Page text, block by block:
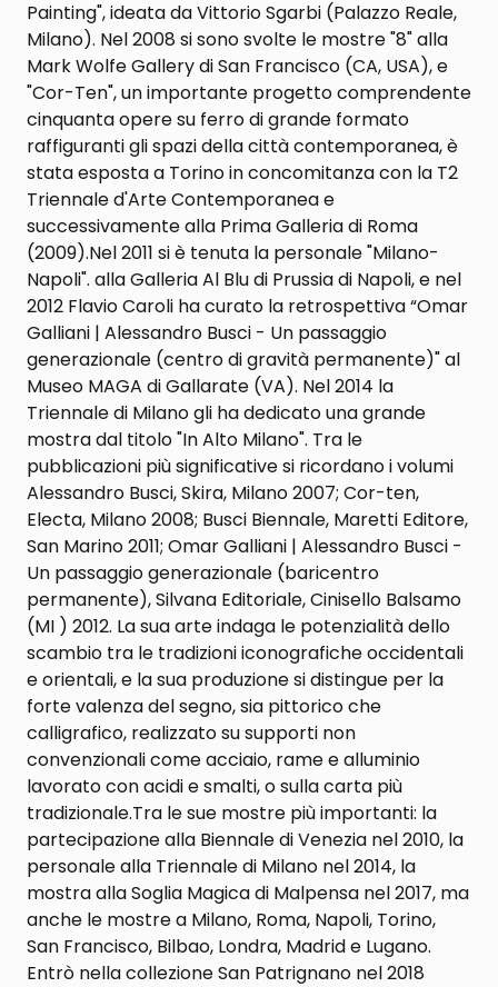
Painting", ideata da Vittorio Sgarbi (Palazzo Reale,
Milano). Nel 2008 si sono svolte le mostre "8" alla
Mark Wolfe Gallery di San Francisco (CA, USA), e
"Cor-Ten", un importante progetto comprendente
cinquanta opere su ferro di grande formato
raffiguranti gli spazi della città contemporanea, è
stata esposta a Torino in concomitanza con la T2
Triennale d'Arte Contemporanea e
successivamente alla Prima Galleria di Roma
(2009).Nel 2011 si è tenuta la personale "Milano-
Napoli". alla Galleria Al Blu di Prussia di Napoli, e nel
2012 Flavio Caroli ha curato la retrospettiva “Omar
Galliani | Alessandro Busci - Un passaggio
generazionale (centro di gravità permanente)" al
Museo MAGA di Gallarate (VA). Nel 2014 la
Triennale di Milano gli ha dedicato una grande
mostra dal titolo "In Alto Milano". Tra le
pubblicazioni più significative si ricordano i volumi
Alessandro Busci, Skira, Milano 2007; Cor-ten,
Electa, Milano 2008; Busci Biennale, Maretti Editore,
San Marino 2011; Omar Galliani | Alessandro Busci -
Un passaggio generazionale (baricentro
permanente), Silvana Editoriale, Cinisello Balsamo
(MI ) 2012. La sua arte indaga le potenzialità dello
scambio tra le tradizioni iconografiche occidentali
e orientali, e la sua produzione si distingue per la
forte valenza del segno, sia pittorico che
calligrafico, realizzato su supporti non
convenzionali come acciaio, rame e alluminio
lavorato con acidi e smalti, o sulla carta più
tradizionale.Tra le sue mostre più importanti: la
partecipazione alla Biennale di Venezia nel 2010, la
personale alla Triennale di Milano nel 2014, la
mostra alla Soglia Magica di Malpensa nel 2017, ma
anche le mostre a Milano, Roma, Napoli, Torino,
San Francisco, Bilbao, Londra, Madrid e Lugano.
Entrò nella collezione San Patrignano nel 2018